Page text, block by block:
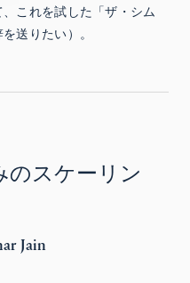
これを試した「ザ・シム
送りたい）。
のスケーリン
Jain